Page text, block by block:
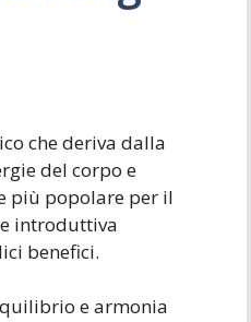
che deriva dalla
del corpo e
più popolare per il
introduttiva
benefici.
e armonia